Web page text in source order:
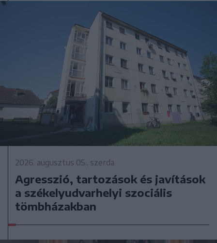
2026. augusztus 05., szerda
Agresszió, tartozások és javítások
a székelyudvarhelyi szociális
tömbházakban